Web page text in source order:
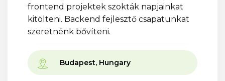
frontend projektek szokták napjainkat
kitölteni. Backend fejlesztő csapatunkat
szeretnénk bővíteni.
Budapest, Hungary